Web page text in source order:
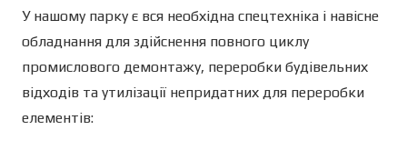
У нашому парку є вся необхідна спецтехніка і навісне
обладнання для здійснення повного циклу
промислового демонтажу, переробки будівельних
відходів та утилізації непридатних для переробки
елементів: